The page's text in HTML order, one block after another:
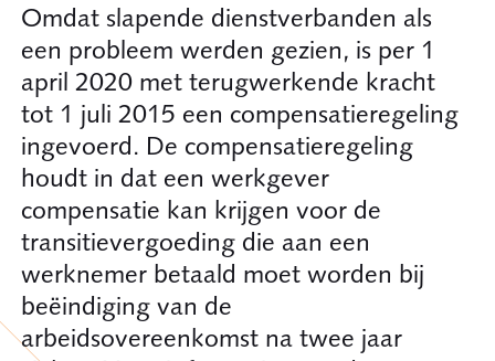
Omdat slapende dienstverbanden als
een probleem werden gezien, is per 1
april 2020 met terugwerkende kracht
tot 1 juli 2015 een compensatieregeling
ingevoerd. De compensatieregeling
houdt in dat een werkgever
compensatie kan krijgen voor de
transitievergoeding die aan een
werknemer betaald moet worden bij
beëindiging van de
arbeidsovereenkomst na twee jaar